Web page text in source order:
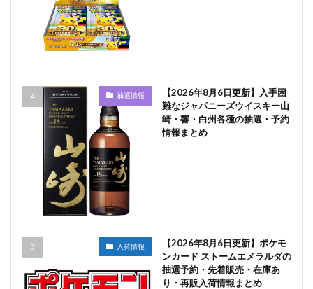
抽選情報
【2026年8月6日更新】入手困
難なジャパニーズウイスキー山
崎・響・白州各種の抽選・予約
情報まとめ
入荷情報
【2026年8月6日更新】ポケモ
ンカード ストームエメラルダの
抽選予約・先着販売・在庫あ
り・再販入荷情報まとめ